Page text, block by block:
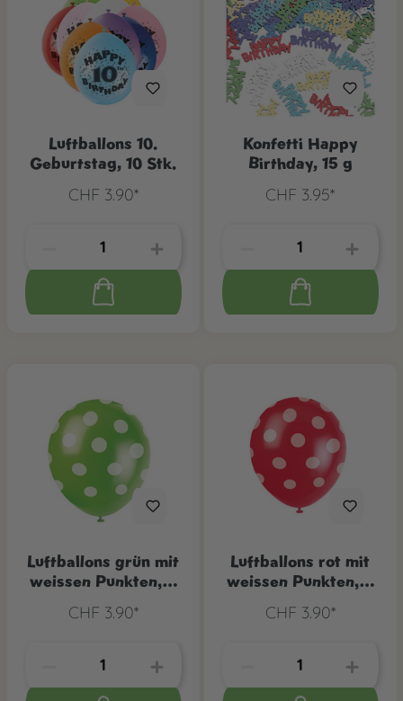
Luftballons 10.
Geburtstag, 10 Stk.
CHF 3.90*
Konfetti Happy
Birthday, 15 g
CHF 3.95*
Luftballons grün mit
weissen Punkten, 6
CHF 3.90*
Luftballons rot mit
weissen Punkten, 6
CHF 3.90*